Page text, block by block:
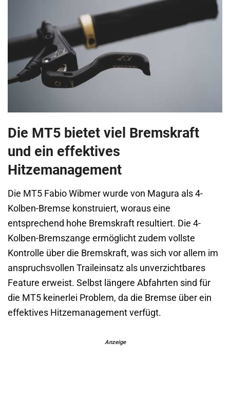
Die MT5 bietet viel Bremskraft
und ein effektives
Hitzemanagement
Die MT5 Fabio Wibmer wurde von Magura als 4-
Kolben-Bremse konstruiert, woraus eine
entsprechend hohe Bremskraft resultiert. Die 4-
Kolben-Bremszange ermöglicht zudem vollste
Kontrolle über die Bremskraft, was sich vor allem im
anspruchsvollen Traileinsatz als unverzichtbares
Feature erweist. Selbst längere Abfahrten sind für
die MT5 keinerlei Problem, da die Bremse über ein
effektives Hitzemanagement verfügt.
Anzeige